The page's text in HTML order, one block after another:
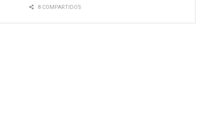
8 COMPARTIDOS